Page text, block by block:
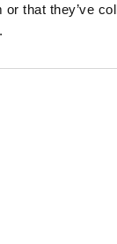
or that they’ve